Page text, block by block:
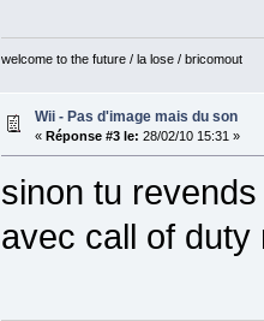
welcome to the future / la lose / bricomout
Wii - Pas d'image mais du son
« Réponse #3 le: 28/02/10 15:31 »
sinon tu
avec call of duty